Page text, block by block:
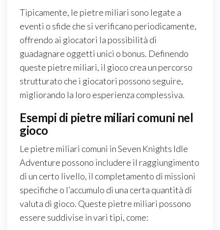
Tipicamente, le pietre miliari sono legate a
eventi o sfide che si verificano periodicamente,
offrendo ai giocatori la possibilità di
guadagnare oggetti unici o bonus. Definendo
queste pietre miliari, il gioco crea un percorso
strutturato che i giocatori possono seguire,
migliorando la loro esperienza complessiva.
Esempi di pietre miliari comuni nel
gioco
Le pietre miliari comuni in Seven Knights Idle
Adventure possono includere il raggiungimento
di un certo livello, il completamento di missioni
specifiche o l’accumulo di una certa quantità di
valuta di gioco. Queste pietre miliari possono
essere suddivise in vari tipi, come: